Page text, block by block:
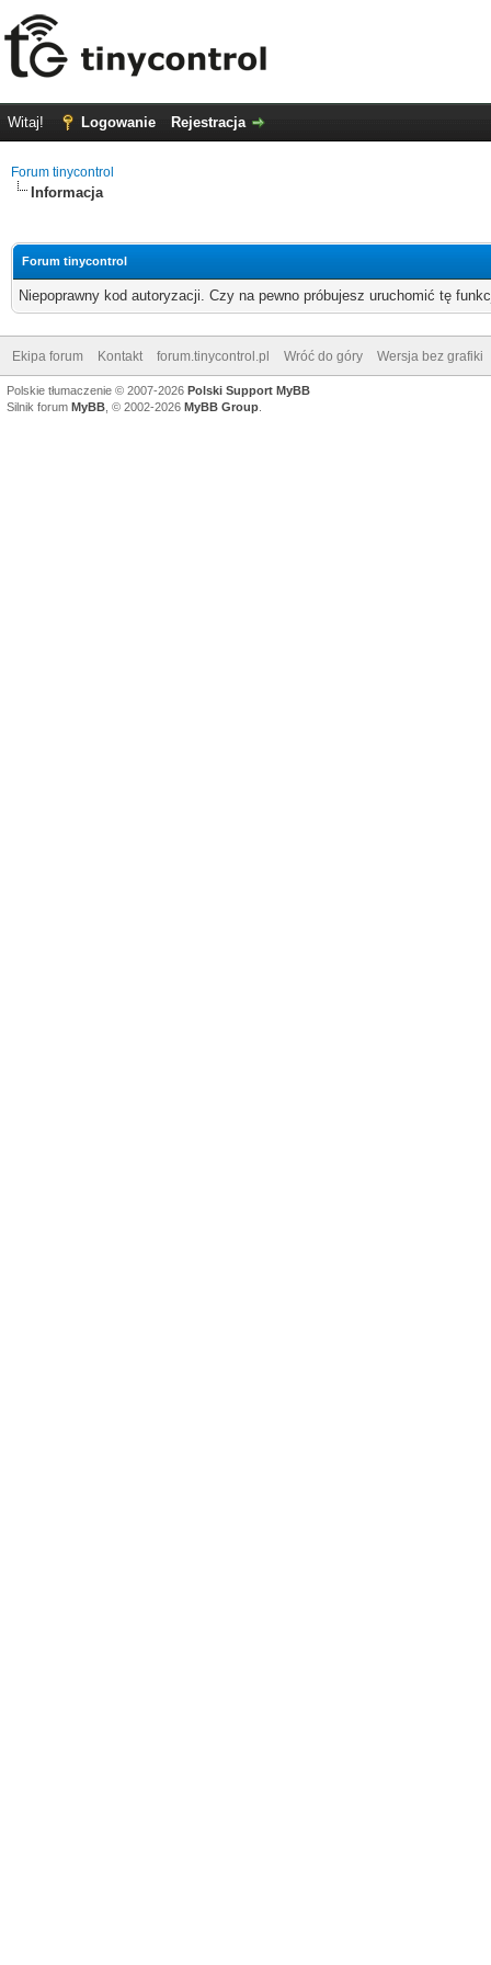
Witaj! Logowanie Rejestracja
Forum tinycontrol
Informacja
Forum tinycontrol
Niepoprawny kod autoryzacji. Czy na pewno próbujesz uruchomić tę
Ekipa forum Kontakt forum.tinycontrol.pl Wróć do góry Wersja bez grafiki
Polskie tłumaczenie © 2007-2026 Polski Support MyBB
Silnik forum MyBB , © 2002-2026 MyBB Group